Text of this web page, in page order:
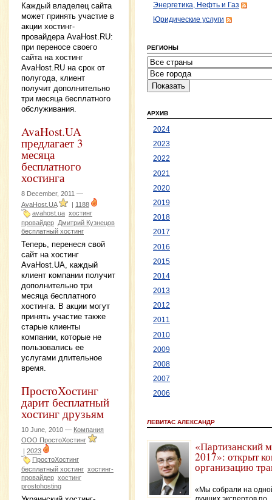
Каждый владелец сайта
может принять участие в
акции хостинг-
провайдера AvaHost.RU:
при переносе своего
сайта на хостинг
AvaHost.RU на срок от
полугода, клиент
получит дополнительно
три месяца бесплатного
обслуживания.
AvaHost.UA
предлагает 3
месяца
бесплатного
хостинга
8 December, 2011 —
AvaHost.UA
| 1188
avahost.ua хостинг
провайдер Дмитрий Кузнецов
бесплатный хостинг
Теперь, перенеся свой
сайт на хостинг
AvaHost.UA, каждый
клиент компании получит
дополнительно три
месяца бесплатного
хостинга. В акции могут
принять участие также
старые клиенты
компании, которые не
пользовались ее
услугами длительное
время.
ПростоХостинг
дарит бесплатный
хостинг друзьям
10 June, 2010 — Компания
ООО ПростоХостинг
| 2023
ПростоХостинг
бесплатный хостинг хостинг-
провайдер хостинг
prostohosting
Энергетика, Нефть и Газ
Юридические услуги
РЕГИОНЫ
АРХИВ
2024
2023
2022
2021
2020
2019
2018
2017
2016
2015
2014
2013
2012
2011
2010
2009
2008
2007
2006
ЛЕВИТАС АЛЕКСАНДР
«Партизанский
2017»: открыт
организацию
«Мы собрали на